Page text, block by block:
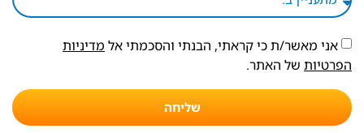
אני מאשר/ת כי קראתי, הבנתי והסכמתי אל מדיניות
הפרטיות של האתר.
שליחה